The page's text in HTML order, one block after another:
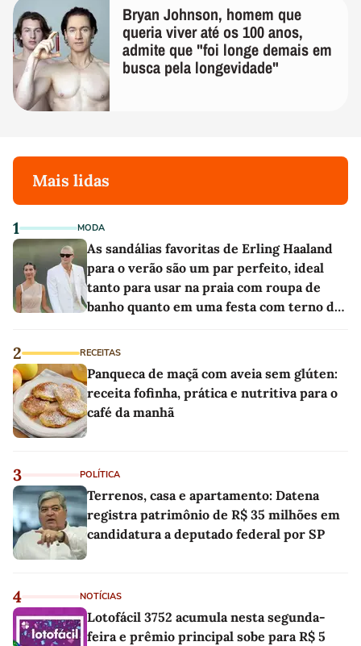
Bryan Johnson, homem que
queria viver até os 100 anos,
admite que "foi longe demais em
busca pela longevidade"
Mais lidas
1 MODA
As sandálias favoritas de Erling Haaland
para o verão são um par perfeito, ideal
tanto para usar na praia com roupa de
banho quanto em uma festa com terno de
2 RECEITAS
Panqueca de maçã com aveia sem glúten:
receita fofinha, prática e nutritiva para o
café da manhã
3 POLÍTICA
Terrenos, casa e apartamento: Datena
registra patrimônio de R$ 35 milhões em
candidatura a deputado federal por SP
4 NOTÍCIAS
Lotofácil 3752 acumula nesta segunda-
feira e prêmio principal sobe para R$ 5